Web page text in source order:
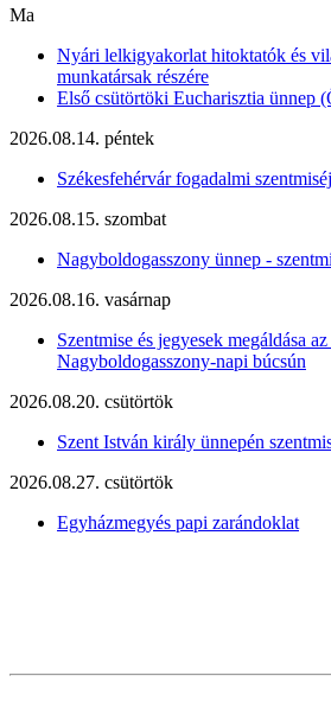
Ma
Nyári lelkigyakorlat hitoktatók és
munkatársak részére
Első csütörtöki Eucharisztia ünnep
2026.08.14. péntek
Székesfehérvár fogadalmi
2026.08.15. szombat
Nagyboldogasszony ünnep -
2026.08.16. vasárnap
Szentmise és jegyesek megáldása
Nagyboldogasszony-napi búcsún
2026.08.20. csütörtök
Szent István király ünnepén
2026.08.27. csütörtök
Egyházmegyés papi zarándoklat